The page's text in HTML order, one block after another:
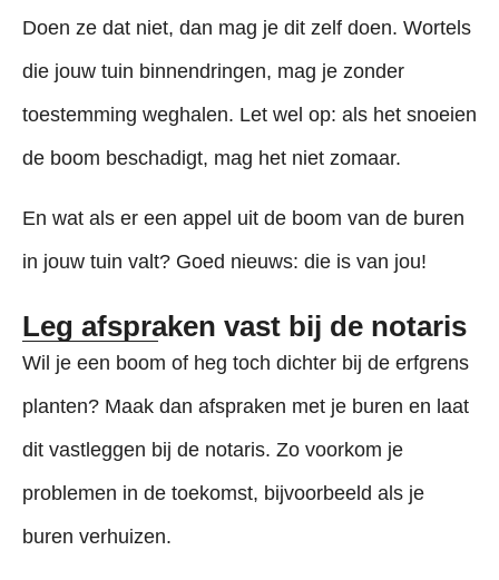
Doen ze dat niet, dan mag je dit zelf doen. Wortels
die jouw tuin binnendringen, mag je zonder
toestemming weghalen. Let wel op: als het snoeien
de boom beschadigt, mag het niet zomaar.
En wat als er een appel uit de boom van de buren
in jouw tuin valt? Goed nieuws: die is van jou!
Leg afspraken vast bij de notaris
Wil je een boom of heg toch dichter bij de erfgrens
planten? Maak dan afspraken met je buren en laat
dit vastleggen bij de notaris. Zo voorkom je
problemen in de toekomst, bijvoorbeeld als je
buren verhuizen.